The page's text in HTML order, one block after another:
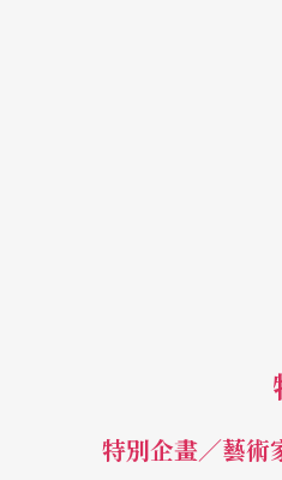
特別企畫／藝術